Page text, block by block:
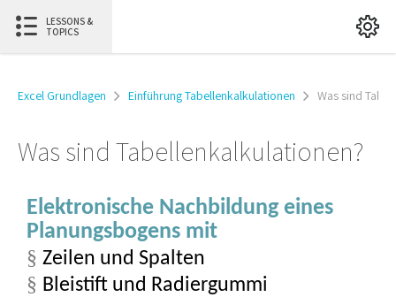
LESSONS &
TOPICS
Excel Grundlagen Einführung Tabellenkalkulationen Was sind
Was sind Tabellenkalkulationen?
Elektronische Nachbildung eines
Planungsbogens mit
§ Zeilen und Spalten
§ Bleistift und Radiergummi